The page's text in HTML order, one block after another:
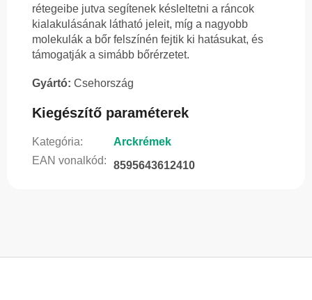
rétegeibe jutva segítenek késleltetni a ráncok
kialakulásának látható jeleit, míg a nagyobb
molekulák a bőr felszínén fejtik ki hatásukat, és
támogatják a simább bőrérzetet.
Gyártó: Csehország
Kiegészítő paraméterek
Kategória:
Arckrémek
EAN vonalkód: 8595643612410